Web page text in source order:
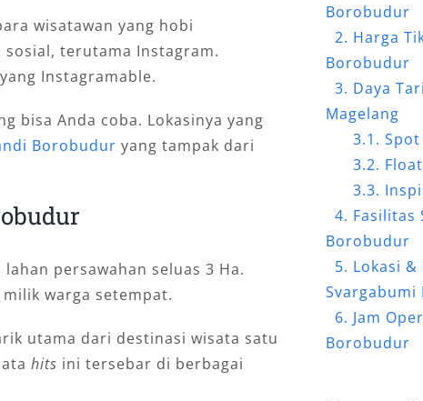
wisatawan yang hobi
terutama Instagram.
yang Instagramable.
bisa Anda coba. Lokasinya yang
Borobudur yang tampak dari
persawahan seluas 3 Ha.
warga setempat.
utama dari destinasi wisata satu
hits ini tersebar di berbagai
Borobudur
Harga
Borobudur
Daya
Magelang
Fasilitas
Borobudur
Lokasi &
Jam
Borobudur